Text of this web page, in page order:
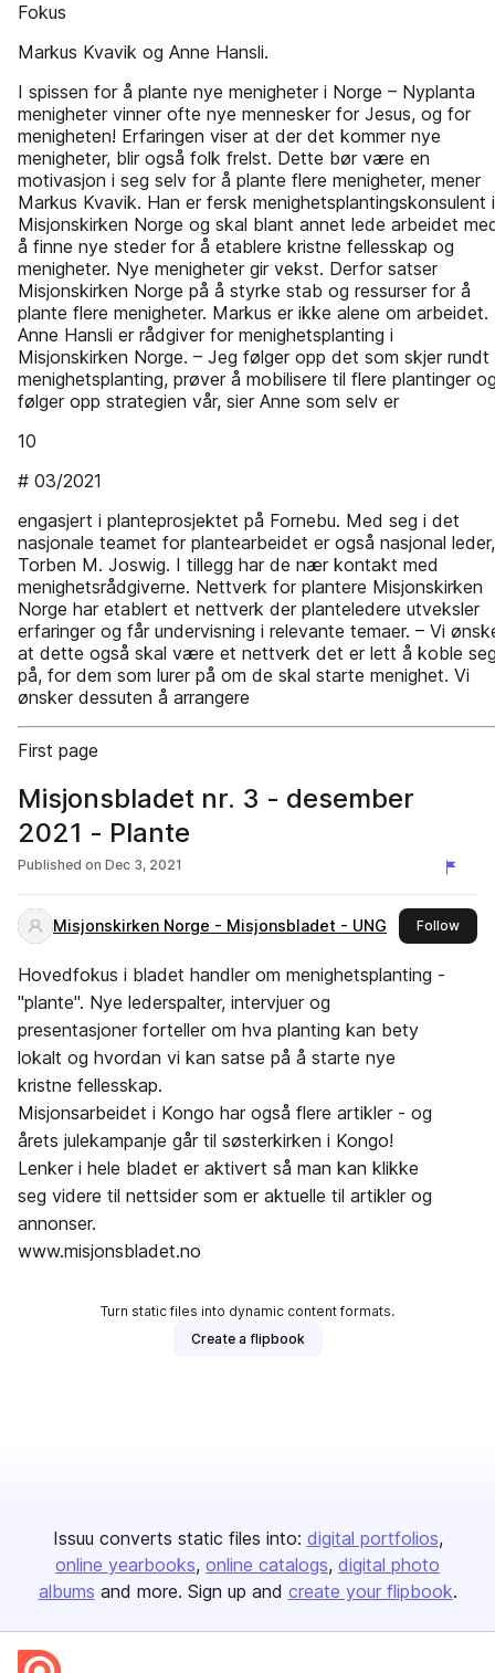
Fokus
Markus Kvavik og Anne Hansli.
I spissen for å plante nye menigheter i Norge – Nyplanta
menigheter vinner ofte nye mennesker for Jesus, og for
menigheten! Erfaringen viser at der det kommer nye
menigheter, blir også folk frelst. Dette bør være en
motivasjon i seg selv for å plante flere menigheter, mener
Markus Kvavik. Han er fersk menighetsplantingskonsulent i
Misjonskirken Norge og skal blant annet lede arbeidet
å finne nye steder for å etablere kristne fellesskap og
menigheter. Nye menigheter gir vekst. Derfor satser
Misjonskirken Norge på å styrke stab og ressurser for å
plante flere menigheter. Markus er ikke alene om arbeidet.
Anne Hansli er rådgiver for menighetsplanting i
Misjonskirken Norge. – Jeg følger opp det som skjer rundt
menighetsplanting, prøver å mobilisere til flere plantinger
følger opp strategien vår, sier Anne som selv er
10
# 03/2021
engasjert i planteprosjektet på Fornebu. Med seg i det
nasjonale teamet for plantearbeidet er også nasjonal leder,
Torben M. Joswig. I tillegg har de nær kontakt med
menighetsrådgiverne. Nettverk for plantere Misjonskirken
Norge har etablert et nettverk der planteledere utveksler
erfaringer og får undervisning i relevante temaer. – Vi
at dette også skal være et nettverk det er lett å koble
på, for dem som lurer på om de skal starte menighet. Vi
ønsker dessuten å arrangere
First page
Misjonsbladet nr. 3 - desember
2021 - Plante
Published on Dec 3, 2021
Misjonskirken Norge - Misjonsbladet - UNG Followthis
Hovedfokus i bladet handler om menighetsplanting -
"plante". Nye lederspalter, intervjuer og
presentasjoner forteller om hva planting kan bety
lokalt og hvordan vi kan satse på å starte nye
kristne fellesskap.
Misjonsarbeidet i Kongo har også flere artikler - og
årets julekampanje går til søsterkirken i Kongo!
Lenker i hele bladet er aktivert så man kan klikke
seg videre til nettsider som er aktuelle til artikler og
annonser.
www.misjonsbladet.no
Turn static files into dynamic content formats.
Create a flipbook
Issuu converts static files into: digital portfolios
online yearbooks online catalogs digital photo
albums and more. Sign up and create your flipbook.